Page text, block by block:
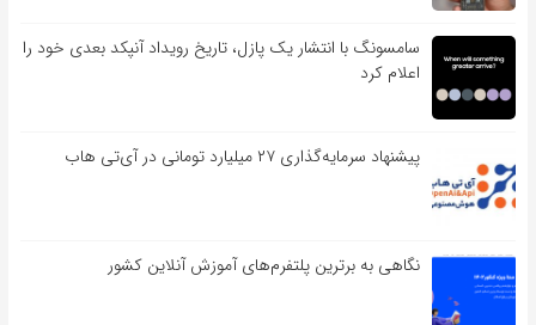
سامسونگ با انتشار یک پازل، تاریخ رویداد آنپکد بعدی خود را
اعلام کرد
پیشنهاد سرمایه‌گذاری ۲۷ میلیارد تومانی در آی‌تی هاب
نگاهی به برترین پلتفرم‌های آموزش آنلاین کشور